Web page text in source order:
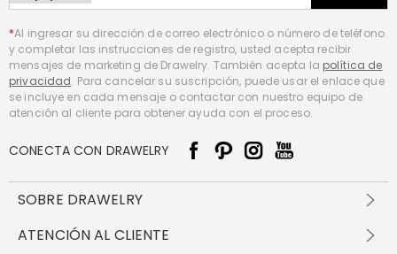
*Al ingresar su dirección de correo electrónico o número de teléfono
y completar las instrucciones de registro, usted acepta recibir
mensajes de marketing de Drawelry. También acepta la política de
privacidad. Para cancelar su suscripción, puede usar el enlace que
se incluye en cada mensaje o contactar con nuestro equipo de
atención al cliente para obtener ayuda con el proceso.
CONECTA CON DRAWELRY
SOBRE DRAWELRY
Sobre nosotros
ATENCIÓN AL CLIENTE